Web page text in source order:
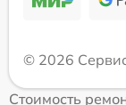
© 2026
Стоимость